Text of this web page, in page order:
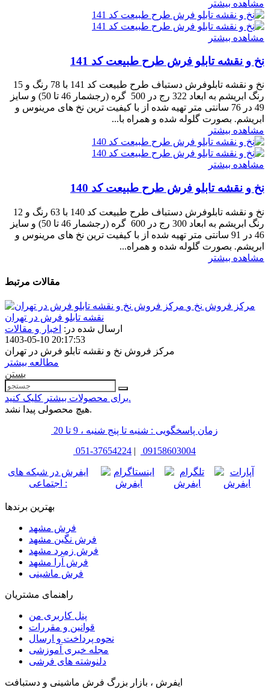
مشاهده بیشتر
مشاهده بیشتر
نخ و نقشه تابلو فرش طرح طبیعت کد 141
نخ و نقشه تابلوفرش دستباف طرح طبیعت کد 141 با 78 رنگ و 15
رنگ ابریشم به ابعاد 322 رج در 500 گره (رجشمار 46 تا 50) و سایز
49 در 76 سانتی متر تهیه شده از با کیفیت ترین نخ های مرینوس و
ابریشم. بصورت گلوله شده و همراه با...
مشاهده بیشتر
مشاهده بیشتر
نخ و نقشه تابلو فرش طرح طبیعت کد 140
نخ و نقشه تابلوفرش دستباف طرح طبیعت کد 140 با 63 رنگ و 12
رنگ ابریشم به ابعاد 300 رج در 600 گره (رجشمار 46 تا 50) و سایز
46 در 91 سانتی متر تهیه شده از با کیفیت ترین نخ های مرینوس و
ابریشم. بصورت گلوله شده و همراه...
مشاهده بیشتر
مقالات مرتبط
مرکز فروش نخ و
نقشه تابلو فرش در تهران
ارسال شده در: اخبار و مقالات
1403-05-10 20:17:53
مرکز فروش نخ و نقشه تابلو فرش در تهران
مطالعه بیشتر
بستن
برای محصولات بیشتر کلیک کنید.
هیچ محصولی پیدا نشد.
زمان پاسخگویی : شنبه تا پنج شنبه ، 9 تا 20
051-37654224 | 09158603004
ایفرش در شبکه های
اجتماعی :
بهترین برندها
فرش مشهد
فرش نگین مشهد
فرش زمرد مشهد
فرش آرا مشهد
فرش ماشینی
راهنمای مشتریان
پنل کاربری من
قوانین و مقررات
نحوه پرداخت و ارسال
مجله خبری آموزشی
دلنوشته های فرشی
ایفرش ، بازار بزرگ فرش ماشینی و دستبافت